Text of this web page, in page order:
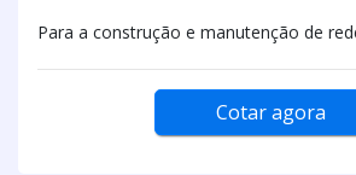
Para a construção e manutenção de
Cotar agora